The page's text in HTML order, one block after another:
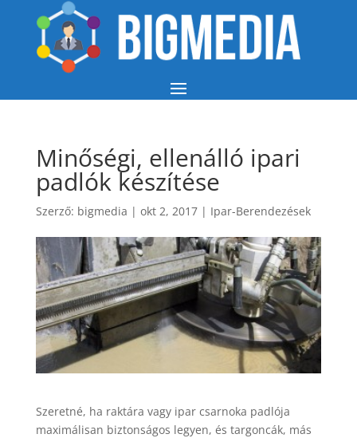
Minőségi, ellenálló ipari
padlók készítése
Szerző: bigmedia | okt 2, 2017| Ipar-Berendezések
Szeretné, ha raktára vagy ipar csarnoka padlója
maximálisan biztonságos legyen, és targoncák, más